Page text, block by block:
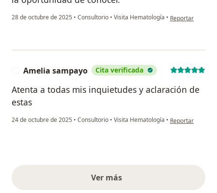
28 de octubre de 2025 • Consultorio • Visita Hematología • en opinión del
Reportar
Amelia sampayo Cita verificada
Atenta a todas mis inquietudes y aclaración de
estas
24 de octubre de 2025 • Consultorio • Visita Hematología • en opinión del
Reportar
Ver másopiniones anteriores